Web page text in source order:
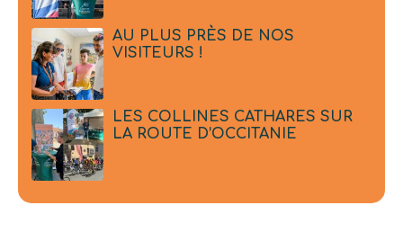
AU PLUS PRÈS DE NOS
VISITEURS !
LES COLLINES CATHARES SUR
LA ROUTE D’OCCITANIE